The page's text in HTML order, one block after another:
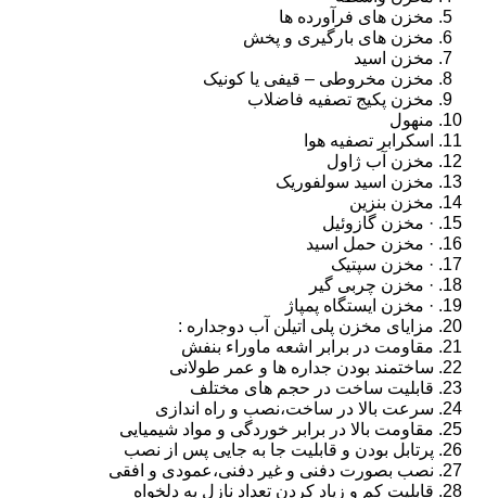
مخزن های فرآورده ها
مخزن های بارگیری و پخش
مخزن اسید
مخزن مخروطی – قیفی یا کونیک
مخزن پکیج تصفیه فاضلاب
منهول
اسکرابر تصفیه هوا
مخزن آب ژاول
مخزن اسید سولفوریک
مخزن بنزین
· مخزن گازوئیل
· مخزن حمل اسید
· مخزن سپتیک
· مخزن چربی گیر
· مخزن ایستگاه پمپاژ
مزایای مخزن پلی اتیلن آب دوجداره :
مقاومت در برابر اشعه ماوراء بنفش
ساختمند بودن جداره ها و عمر طولانی
قابلیت ساخت در حجم های مختلف
سرعت بالا در ساخت،نصب و راه اندازی
مقاومت بالا در برابر خوردگی و مواد شیمیایی
پرتابل بودن و قابلیت جا به جایی پس از نصب
نصب بصورت دفنی و غیر دفنی،عمودی و افقی
قابلیت کم و زیاد کردن تعداد نازل به دلخواه